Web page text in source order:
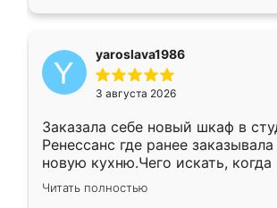
yaroslava1986
3 августа 2026
Заказала себе новый шкаф в
Ренессанс где ранее
новую кухню.Чего искать,
вполне довольна. Служит кухня
два года, нареканий нет.
Читать полностью